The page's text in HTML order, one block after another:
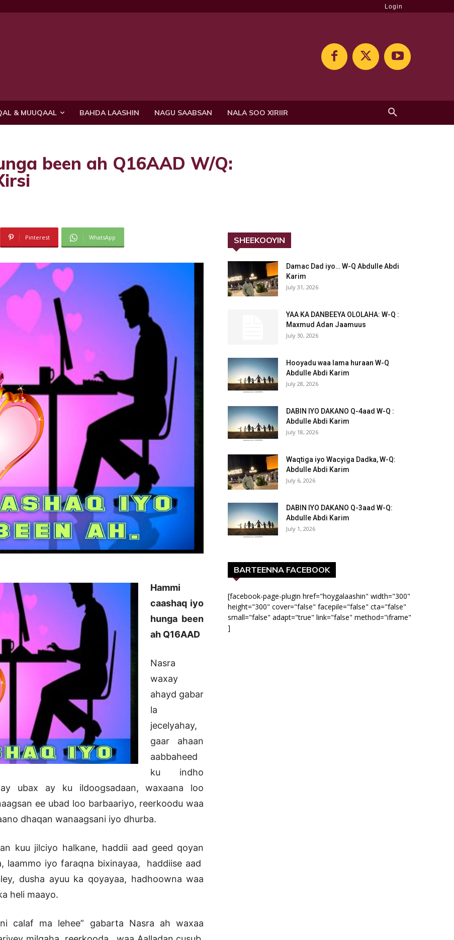
Login
& MUUQAAL BAHDA LAASHIN NAGU SAABSAN NALA SOO XIRIIR
been ah Q16AAD W/Q:
Pinterest WhatsApp
Hammi
caashaq iyo
hunga been
ah Q16AAD
Nasra
waxay
ahayd gabar
la
jecelyahay,
gaar ahaan
aabbaheed
ku indho
ubax ay ku ildoogsadaan, waxaana loo
ee ubad loo barbaariyo, reerkoodu waa
dhaqan wanaagsani iyo dhurba.
kuu jilciyo halkane, haddii aad geed qoyan
laammo iyo faraqna bixinayaa, haddiise aad
dusha ayuu ka qoyayaa, hadhoowna waa
heli maayo.
calaf ma lehee” gabarta Nasra ah waxaa
SHEEKOOYIN
Damac Dad iyo… W-Q Abdulle Abdi
Karim
July 31, 2026
YAA KA DANBEEYA OLOLAHA: W-Q :
Maxmud Adan Jaamuus
July 30, 2026
Hooyadu waa lama huraan W-Q
Abdulle Abdi Karim
July 28, 2026
DABIN IYO DAKANO Q-4aad W-Q :
Abdulle Abdi Karim
July 18, 2026
Waqtiga iyo Wacyiga Dadka, W-Q:
Abdulle Abdi Karim
July 6, 2026
DABIN IYO DAKANO Q-3aad W-Q:
Abdulle Abdi Karim
July 1, 2026
BARTEENNA FACEBOOK
[facebook-page-plugin href="hoygalaashin" width="300"
height="300" cover="false" facepile="false" cta="false"
small="false" adapt="true" link="false" method="iframe"
]